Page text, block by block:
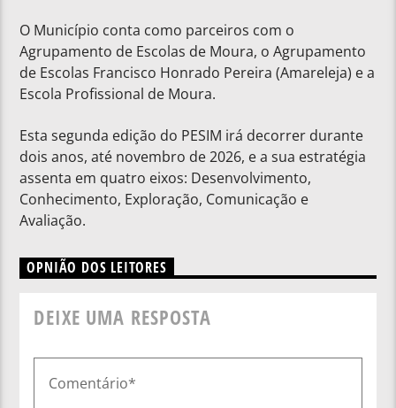
O Município conta como parceiros com o
Agrupamento de Escolas de Moura, o Agrupamento
de Escolas Francisco Honrado Pereira (Amareleja) e a
Escola Profissional de Moura.
Esta segunda edição do PESIM irá decorrer durante
dois anos, até novembro de 2026, e a sua estratégia
assenta em quatro eixos: Desenvolvimento,
Conhecimento, Exploração, Comunicação e
Avaliação.
OPNIÃO DOS LEITORES
DEIXE UMA RESPOSTA